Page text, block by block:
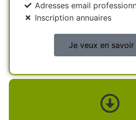
Adresses email
Inscription annuaires
Je veux en savoir